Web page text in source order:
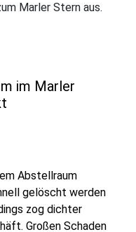
Marler Stern aus.
im Marler
Abstellraum
gelöscht werden
zog dichter
Großen Schaden